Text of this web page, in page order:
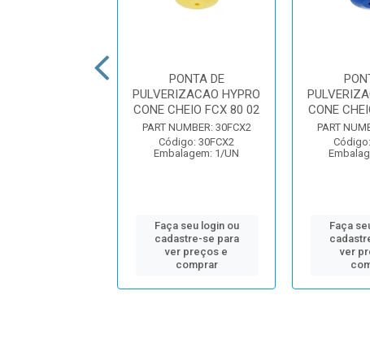
PONTA DE
PULVERIZACAO HYPRO
CONE CHEIO FCX 80 02
PART NUMBER: 30FCX2
Código: 30FCX2
Embalagem: 1/UN
Faça seu login ou
cadastre-se para
ver preços e
comprar
CONE
PART
Faça
ver